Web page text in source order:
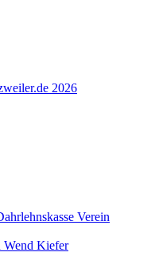
2026
Verein
Wend Kiefer